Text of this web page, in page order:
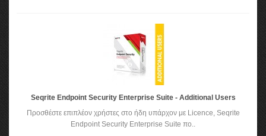
Seqrite Endpoint Security Enterprise Suite - Additional Users
Προσθέστε επιπλέον χρήστες στο ήδη υπάρχον με Licence, Seqrite
Endpoint Security Enterprise Suite πο..